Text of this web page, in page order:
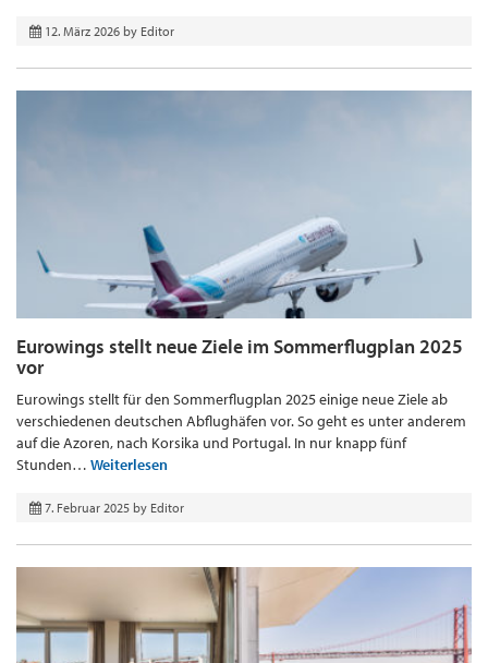
12. März 2026 by Editor
Eurowings stellt neue Ziele im Sommerflugplan 2025
vor
Eurowings stellt für den Sommerflugplan 2025 einige neue Ziele ab
verschiedenen deutschen Abflughäfen vor. So geht es unter anderem
auf die Azoren, nach Korsika und Portugal. In nur knapp fünf
Stunden… Weiterlesen
7. Februar 2025 by Editor